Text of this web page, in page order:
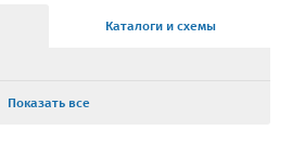
Каталоги и схемы
Показать все